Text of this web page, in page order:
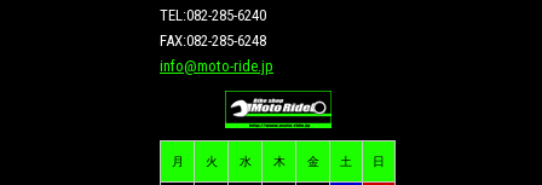
TEL:082-285-6240
FAX:082-285-6248
info@moto-ride.jp
月 火 水 木 金 土 日